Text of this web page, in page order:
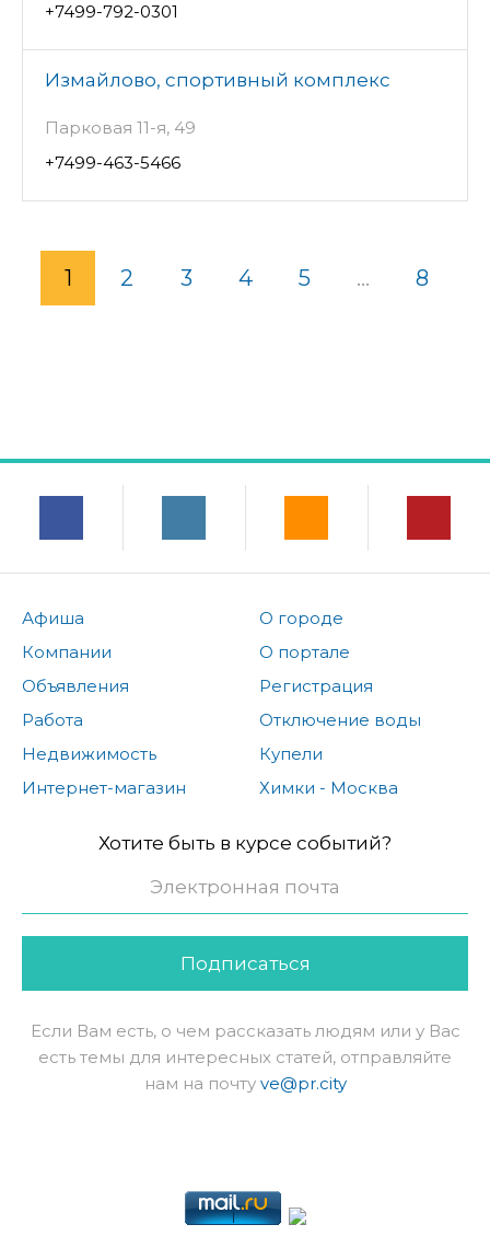
+7499-792-0301
Измайлово, спортивный комплекс
Парковая 11-я, 49
+7499-463-5466
1 2 3 4 5 ... 8
Афиша
Компании
Объявления
Работа
Недвижимость
Интернет-магазин
О городе
О портале
Регистрация
Отключение воды
Купели
Химки - Москва
Хотите быть в курсе событий?
Подписаться
Если Вам есть, о чем рассказать людям или у Вас
есть темы для интересных статей, отправляйте
нам на почту ve@pr.city